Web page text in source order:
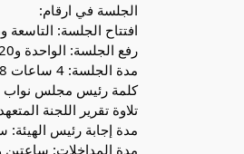
الجلسة في ارقام:
افتتاح الجلسة: التاسعة
رفع الجلسة: الواحدة و20 دقيقة ظهرا
مدة الجلسة: 4 ساعات 18 دقيقة
كلمة رئيس مجلس نواب
تلاوة تقرير اللجنة المتعهدة: 31
مدة إجابة رئيس الهيئة:
مدة المداخلات: ساعتين و11